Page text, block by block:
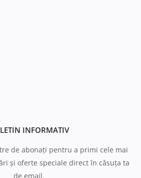
INFORMATIV
de abonați pentru a primi cele mai
și oferte speciale direct în căsuța ta
de email.